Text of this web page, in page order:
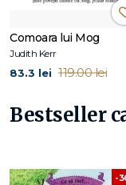
și că pot fi depășite
Adaptarea la
Comoara lui Mog
Judith Kerr
83.3 lei 119.00 lei
Bestseller
-